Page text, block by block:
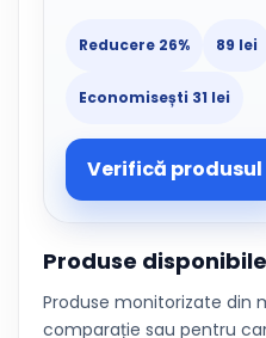
Reducere 26% 89 lei
Economisești 31 lei
Verifică produsul
Produse disponibile
Produse monitorizate din
comparație sau pentru